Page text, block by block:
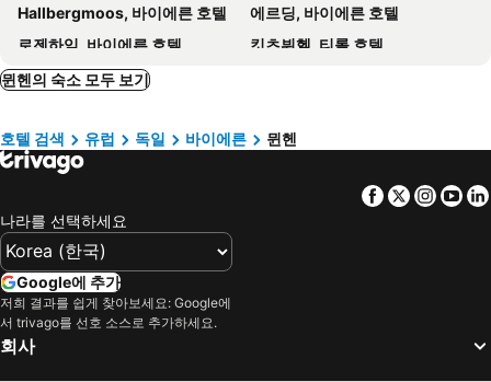
하우스 임 탈
Rosewood Munich
Mandarin Oriental, Munich
메르퀴르 호텔 뮌헨 알트슈타트
Living Hotel Das Viktualienmarkt
MAXIMILIAN MUNICH Apartments & Hotel
호텔 토르브라우
호텔 도이체 아이헤
Hôtel du Train
Hotel Sendlinger Tor
Euro Youth Hotel
노보텔 스위트 뮌헨 파크슈타트 슈바빙
Bob W Münchner Freiheit
Hotel Seibel
Hallbergmoos, 바이에른 호텔
에르딩, 바이에른 호텔
로젠하임, 바이에른 호텔
킷츠뷔헬, 티롤 호텔
바트 퇼츠, 바이에른 호텔
Aschheim, 바이에른 호텔
슈핏징지, 바이에른 호텔
란츠후트, 바이에른 호텔
로이테, 티롤 호텔
뉘른베르크, 바이에른 호텔
레겐스부르크, 바이에른 호텔
퓌르트, 바이에른 호텔
운터하힝, 바이에른 호텔
프랑크푸르트, 헤세 호텔
뮌헨의 숙소 모두 보기
호텔 검색 유럽 독일 바이에른 뮌헨
Facebook
Twitter
나라를 선택하세요
Google에 추가
저희 결과를 쉽게 찾아보세요: Google에
서 trivago를 선호 소스로 추가하세요.
회사